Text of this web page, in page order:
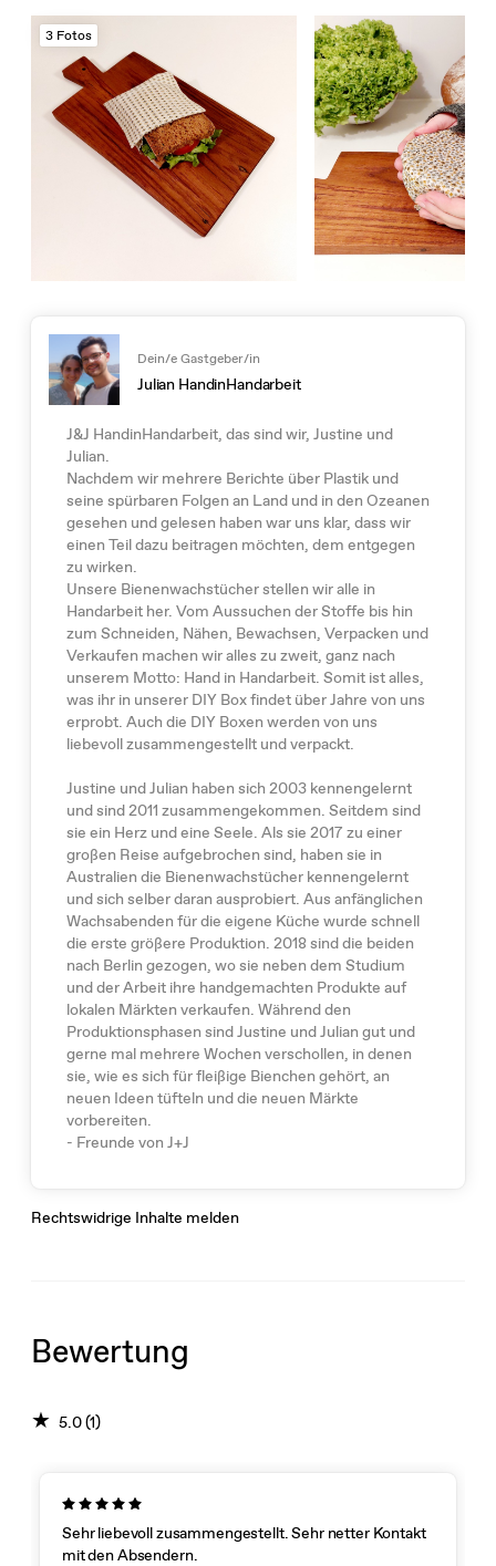
3 Fotos
Dein/e Gastgeber/in
Julian HandinHandarbeit
J&J HandinHandarbeit, das sind wir, Justine und
Julian.
Nachdem wir mehrere Berichte über Plastik und
seine spürbaren Folgen an Land und in den Ozeanen
gesehen und gelesen haben war uns klar, dass wir
einen Teil dazu beitragen möchten, dem entgegen
zu wirken.
Unsere Bienenwachstücher stellen wir alle in
Handarbeit her. Vom Aussuchen der Stoffe bis hin
zum Schneiden, Nähen, Bewachsen, Verpacken und
Verkaufen machen wir alles zu zweit, ganz nach
unserem Motto: Hand in Handarbeit. Somit ist alles,
was ihr in unserer DIY Box findet über Jahre von uns
erprobt. Auch die DIY Boxen werden von uns
liebevoll zusammengestellt und verpackt.
Justine und Julian haben sich 2003 kennengelernt
und sind 2011 zusammengekommen. Seitdem sind
sie ein Herz und eine Seele. Als sie 2017 zu einer
großen Reise aufgebrochen sind, haben sie in
Australien die Bienenwachstücher kennengelernt
und sich selber daran ausprobiert. Aus anfänglichen
Wachsabenden für die eigene Küche wurde schnell
die erste größere Produktion. 2018 sind die beiden
nach Berlin gezogen, wo sie neben dem Studium
und der Arbeit ihre handgemachten Produkte auf
lokalen Märkten verkaufen. Während den
Produktionsphasen sind Justine und Julian gut und
gerne mal mehrere Wochen verschollen, in denen
sie, wie es sich für fleißige Bienchen gehört, an
neuen Ideen tüfteln und die neuen Märkte
vorbereiten.
- Freunde von J+J
Rechtswidrige Inhalte melden
Bewertung
★ 5.0 (1)
Sehr liebevoll zusammengestellt. Sehr netter Kontakt
mit den Absendern.